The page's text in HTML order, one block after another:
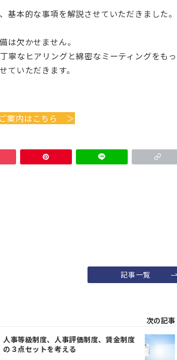
本的な事項を解説させていただきました。
は欠かせません。
寧なヒアリングと綿密なミーティングをもっ
ていただきます。
案内はこちら ＞
記事一覧
次の記事
人事等級制度、人事評価制度、賃金制度
の３点セットを考える